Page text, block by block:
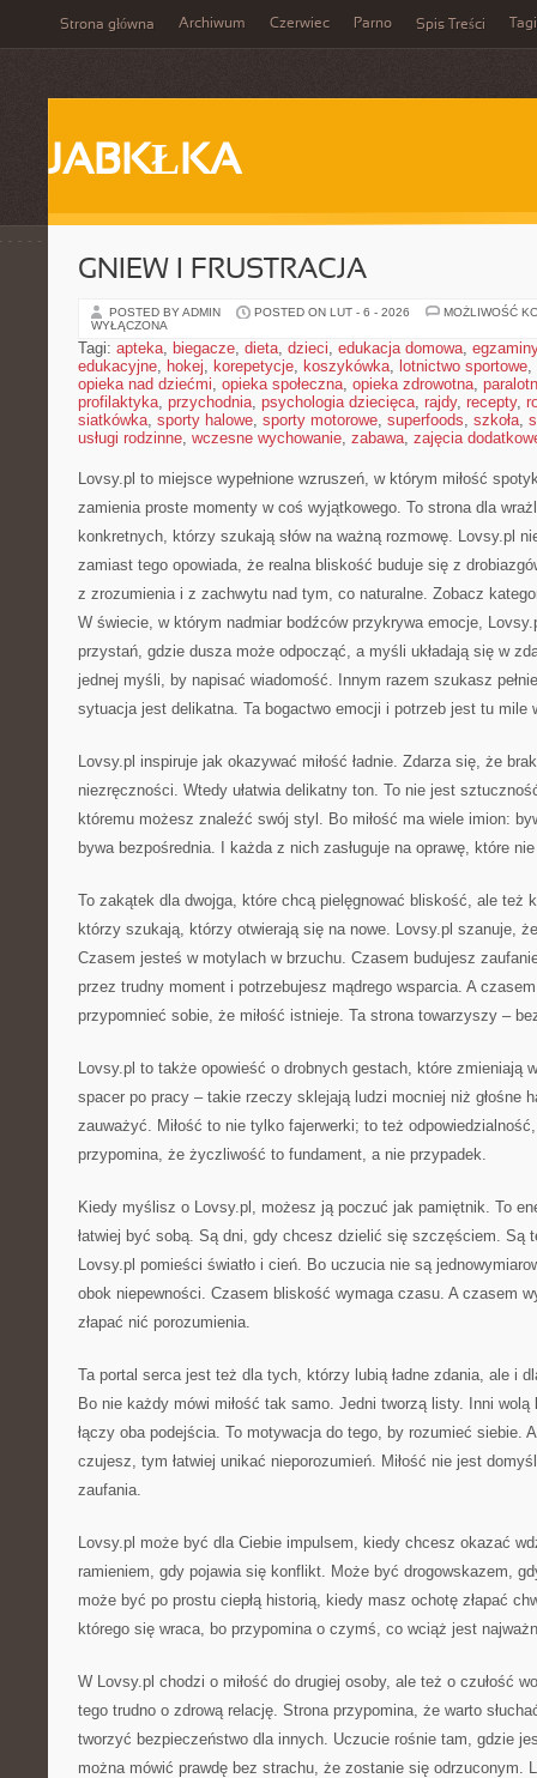
Strona główna Archiwum Czerwiec Parno Spis Treści Tagi
JABKŁKA
GNIEW I FRUSTRACJA
POSTED BY ADMIN POSTED ON LUT - 6 - 2026
MOŻLIWOŚĆ
WYŁĄCZONA
Tagi: apteka, biegacze, dieta, dzieci, edukacja domowa, egzaminy
edukacyjne, hokej, korepetycje, koszykówka, lotnictwo sportowe,
opieka nad dziećmi, opieka społeczna, opieka zdrowotna,
profilaktyka, przychodnia, psychologia dziecięca, rajdy, recepty,
siatkówka, sporty halowe, sporty motorowe, superfoods, szkoła,
usługi rodzinne, wczesne wychowanie, zabawa, zajęcia
Lovsy.pl to miejsce wypełnione wzruszeń, w którym miłość
zamienia proste momenty w coś wyjątkowego. To strona dla
konkretnych, którzy szukają słów na ważną rozmowę. Lovsy.pl
zamiast tego opowiada, że realna bliskość buduje się z
z zrozumienia i z zachwytu nad tym, co naturalne. Zobacz
W świecie, w którym nadmiar bodźców przykrywa emocje,
przystań, gdzie dusza może odpocząć, a myśli układają się w
jednej myśli, by napisać wiadomość. Innym razem szukasz
sytuacja jest delikatna. Ta bogactwo emocji i potrzeb jest tu mile
Lovsy.pl inspiruje jak okazywać miłość ładnie. Zdarza się, że
niezręczności. Wtedy ułatwia delikatny ton. To nie jest
któremu możesz znaleźć swój styl. Bo miłość ma wiele imion:
bywa bezpośrednia. I każda z nich zasługuje na oprawę, które
To zakątek dla dwojga, które chcą pielęgnować bliskość, ale też
którzy szukają, którzy otwierają się na nowe. Lovsy.pl szanuje,
Czasem jesteś w motylach w brzuchu. Czasem budujesz
przez trudny moment i potrzebujesz mądrego wsparcia. A
przypomnieć sobie, że miłość istnieje. Ta strona towarzyszy –
Lovsy.pl to także opowieść o drobnych gestach, które zmieniają
spacer po pracy – takie rzeczy sklejają ludzi mocniej niż głośne
zauważyć. Miłość to nie tylko fajerwerki; to też
przypomina, że życzliwość to fundament, a nie przypadek.
Kiedy myślisz o Lovsy.pl, możesz ją poczuć jak pamiętnik. To
łatwiej być sobą. Są dni, gdy chcesz dzielić się szczęściem. Są
Lovsy.pl pomieści światło i cień. Bo uczucia nie są
obok niepewności. Czasem bliskość wymaga czasu. A czasem
złapać nić porozumienia.
Ta portal serca jest też dla tych, którzy lubią ładne zdania, ale i
Bo nie każdy mówi miłość tak samo. Jedni tworzą listy. Inni wolą
łączy oba podejścia. To motywacja do tego, by rozumieć siebie.
czujesz, tym łatwiej unikać nieporozumień. Miłość nie jest
zaufania.
Lovsy.pl może być dla Ciebie impulsem, kiedy chcesz okazać
ramieniem, gdy pojawia się konflikt. Może być drogowskazem,
może być po prostu ciepłą historią, kiedy masz ochotę złapać
którego się wraca, bo przypomina o czymś, co wciąż jest
W Lovsy.pl chodzi o miłość do drugiej osoby, ale też o czułość
tego trudno o zdrową relację. Strona przypomina, że warto
tworzyć bezpieczeństwo dla innych. Uczucie rośnie tam, gdzie
można mówić prawdę bez strachu, że zostanie się odrzuconym.